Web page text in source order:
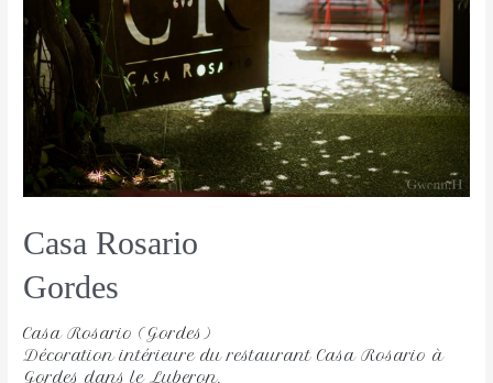
Casa Rosario
Gordes
Casa Rosario (Gordes)
Décoration intérieure du restaurant Casa Rosario à
Gordes dans le Luberon.